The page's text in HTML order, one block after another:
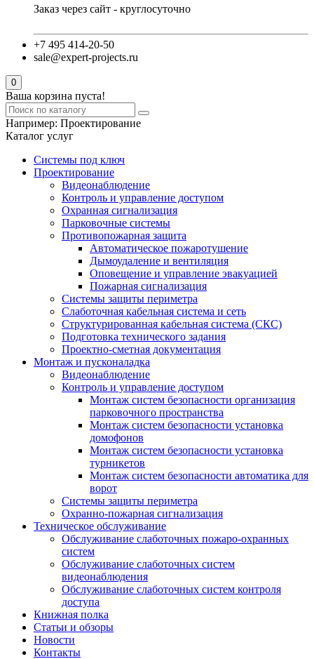
Заказ через сайт - круглосуточно
+7 495 414-20-50
sale@expert-projects.ru
0
Ваша корзина пуста!
Например: Проектирование
Каталог услуг
Системы под ключ
Проектирование
Видеонаблюдение
Контроль и управление доступом
Охранная сигнализация
Парковочные системы
Противопожарная защита
Автоматическое пожаротушение
Дымоудаление и вентиляция
Оповещение и управление эвакуацией
Пожарная сигнализация
Системы защиты периметра
Слаботочная кабельная система и сеть
Структурированная кабельная система (СКС)
Подготовка технического задания
Проектно-сметная документация
Монтаж и пусконаладка
Видеонаблюдение
Контроль и управление доступом
Монтаж систем безопасности организация
парковочного пространства
Монтаж систем безопасности установка
домофонов
Монтаж систем безопасности установка
турникетов
Монтаж систем безопасности автоматика для
ворот
Системы защиты периметра
Охранно-пожарная сигнализация
Техническое обслуживание
Обслуживание слаботочных пожаро-охранных
систем
Обслуживание слаботочных систем
видеонаблюдения
Обслуживание слаботочных систем контроля
доступа
Книжная полка
Статьи и обзоры
Новости
Контакты